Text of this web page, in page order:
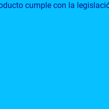
cumple con la